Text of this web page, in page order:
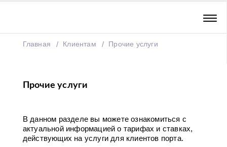
Главная Клиентам Прочие услуги
Прочие услуги
В данном разделе вы можете ознакомиться с
актуальной информацией о тарифах и ставках,
действующих на услуги для клиентов порта.